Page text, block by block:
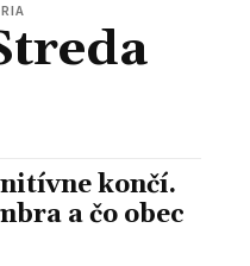
končí.
a čo obec